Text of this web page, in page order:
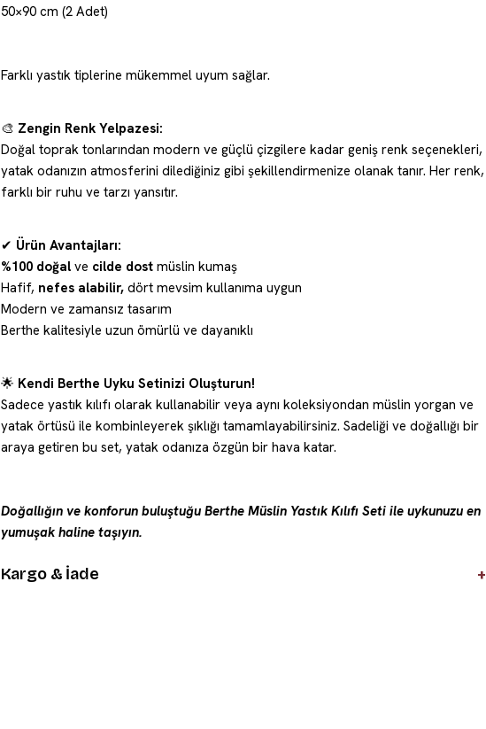
50×90 cm (2 Adet)
Farklı yastık tiplerine mükemmel uyum sağlar.
🎨 Zengin Renk Yelpazesi:
Doğal toprak tonlarından modern ve güçlü çizgilere kadar geniş renk seçenekleri,
yatak odanızın atmosferini dilediğiniz gibi şekillendirmenize olanak tanır. Her renk,
farklı bir ruhu ve tarzı yansıtır.
✔ Ürün Avantajları:
%100 doğalve cilde dostmüslin kumaş
Hafif, nefes alabilir,dört mevsim kullanıma uygun
Modern ve zamansız tasarım
Berthe kalitesiyle uzun ömürlü ve dayanıklı
🌟 Kendi Berthe Uyku Setinizi Oluşturun!
Sadece yastık kılıfı olarak kullanabilir veya aynı koleksiyondan müslin yorgan ve
yatak örtüsü ile kombinleyerek şıklığı tamamlayabilirsiniz. Sadeliği ve doğallığı bir
araya getiren bu set, yatak odanıza özgün bir hava katar.
Doğallığın ve konforun buluştuğu Berthe Müslin Yastık Kılıfı Seti ile uykunuzu en
yumuşak haline taşıyın.
Kargo & İade +